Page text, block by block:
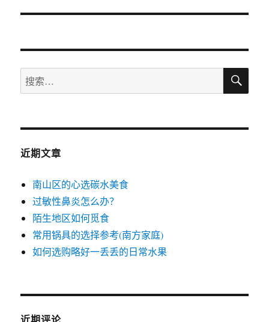
章：
搜
索：
搜
近期文章
南山区的心选碳水美食
过敏性鼻炎怎么办？
陌生地区如何觅食
常用锅具的选择参考(南方家庭)
如何选购略好一丢丢的日常水果
近期评论